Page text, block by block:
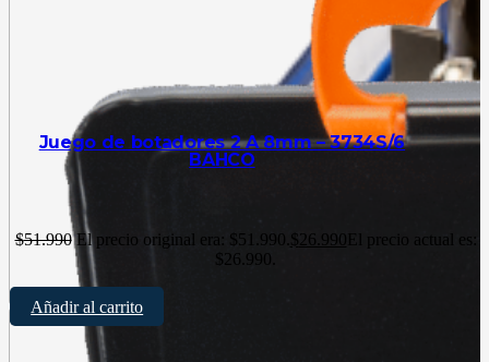
Juego de botadores 2 A 8mm – 3734S/6
BAHCO
$51.990 El precio original era: $51.990. $ 26.990 El precio actual es:
$26.990.
Añadir al carrito